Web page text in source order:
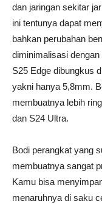
dan jaringan sekitar
ini tentunya dapat
bahkan perubahan
diminimalisasi
S25 Edge dibungkus
yakni hanya 5,8mm.
membuatnya lebih
dan S24 Ultra.
Bodi perangkat yang
membuatnya sangat
Kamu bisa
menaruhnya di saku